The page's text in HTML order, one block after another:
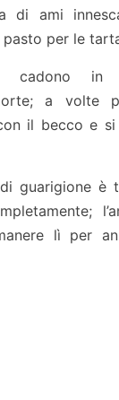
di ami
per le
cadono in
a volte
il becco e si
guarigione è
lì per